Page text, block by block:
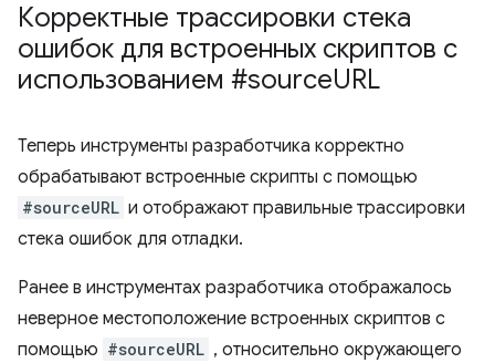
Корректные трассировки стека
ошибок для встроенных скриптов с
использованием #sourceURL
Теперь инструменты разработчика корректно
обрабатывают встроенные скрипты с помощью
#sourceURL и отображают правильные трассировки
стека ошибок для отладки.
Ранее в инструментах разработчика отображалось
неверное местоположение встроенных скриптов с
помощью #sourceURL , относительно окружающего